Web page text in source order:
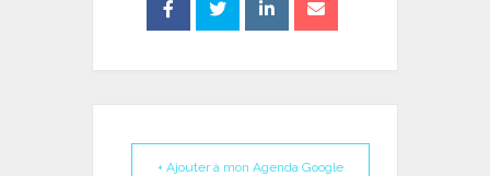
+ Ajouter à mon Agenda Google